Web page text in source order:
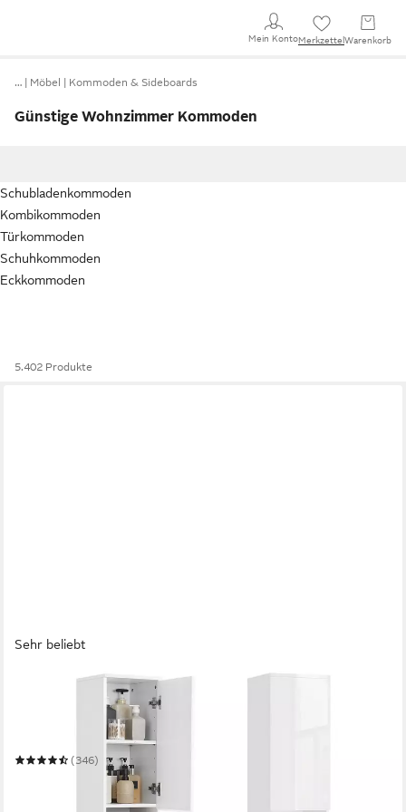
Mein KontoMerkzettel Warenkorb
… Möbel Kommoden & Sideboards
Günstige Wohnzimmer Kommoden
Schubladenkommoden
Kombikommoden
Türkommoden
Schuhkommoden
Eckkommoden
5.402 Produkte
Sehr beliebt
Badkommode Badezimmerschrank Badschrank
Badezimmermöbel
(346)
UVP105,99 €